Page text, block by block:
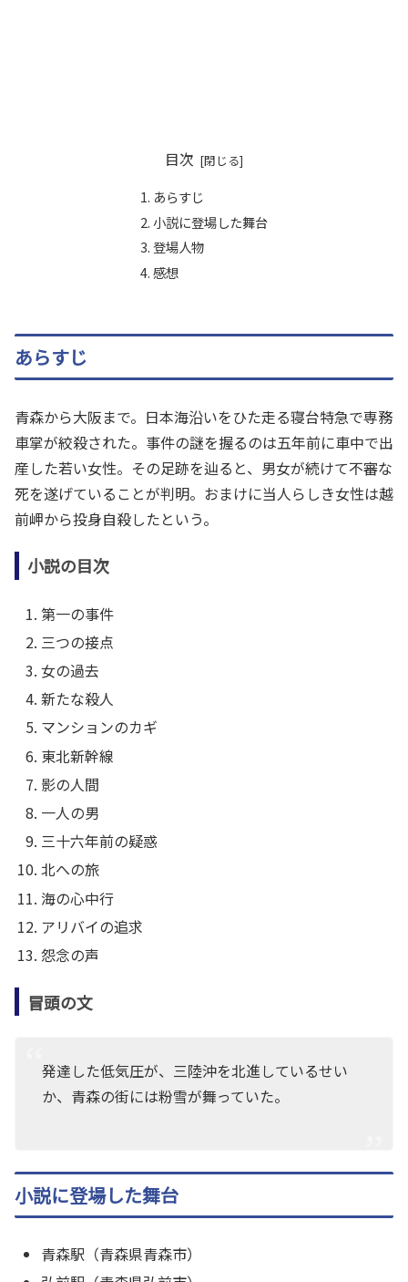
目次
あらすじ
小説に登場した舞台
登場人物
感想
あらすじ
青森から大阪まで。日本海沿いをひた走る寝台特急で専務
車掌が絞殺された。事件の謎を握るのは五年前に車中で出
産した若い女性。その足跡を辿ると、男女が続けて不審な
死を遂げていることが判明。おまけに当人らしき女性は越
前岬から投身自殺したという。
小説の目次
第一の事件
三つの接点
女の過去
新たな殺人
マンションのカギ
東北新幹線
影の人間
一人の男
三十六年前の疑惑
北への旅
海の心中行
アリバイの追求
怨念の声
冒頭の文
発達した低気圧が、三陸沖を北進しているせい
か、青森の街には粉雪が舞っていた。
小説に登場した舞台
青森駅（青森県青森市）